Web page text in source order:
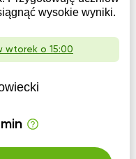
wysokie wyniki.
wtorek o 15:00